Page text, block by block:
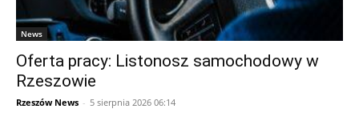
News
Oferta pracy: Listonosz samochodowy w
Rzeszowie
Rzeszów News - 5 sierpnia 2026 06:14